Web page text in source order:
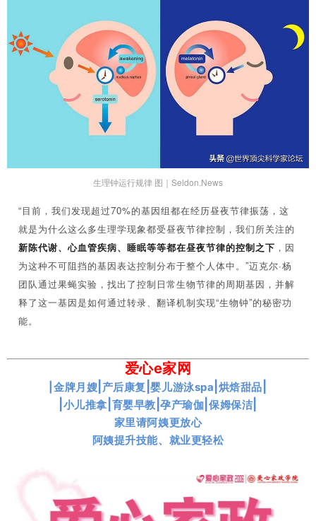
生理钟运行规律 图｜Seldon.News
“目前，我们发现超过70%的基因组都在经历昼夜节律振荡，这
就是为什么这么多生理学现象都受昼夜节律控制，我们所关注的
新陈代谢、心血管疾病、睡眠等等都在昼夜节律的控制之下 ，因
为这种不可阻挡的基因表达控制分布于整个人体中。”迈克尔·杨
团队通过果蝇实验，找出了控制日常生物节律的周期基因，并解
释了这一基因是如何通过转录、翻译机制实现“生物钟”的秘密功
能。
爱心e家网
|金牌月嫂 产后康复 |婴儿游泳spa 烘焙甜品
小儿推拿 育婴早教 |孕产瑜伽 保姆保洁|
家里请阿姨更放心
阿姨提升技能、就业更轻松